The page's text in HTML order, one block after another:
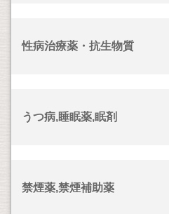
性病治療薬・抗生物質
うつ病,睡眠薬,眠剤
禁煙薬,禁煙補助薬